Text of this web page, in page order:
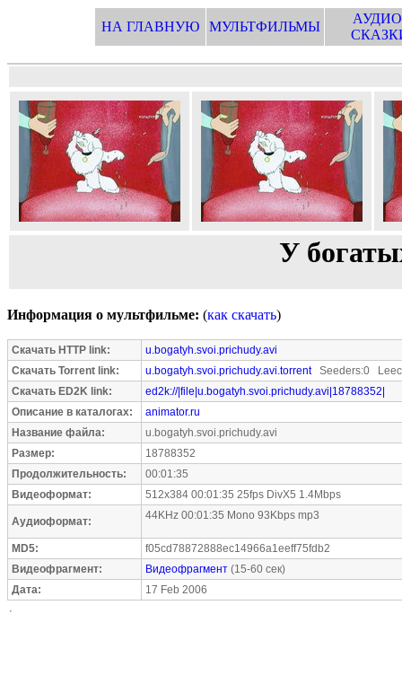
НА ГЛАВНУЮ МУЛЬТФИЛЬМЫ
У
Информация о мультфильме: (как скачать)
Скачать HTTP link:
u.bogatyh.svoi.prichudy.avi
Скачать Torrent link:
u.bogatyh.svoi.prichudy.avi.torrentSeeders:0
Скачать ED2K link:
ed2k://|file|u.bogatyh.svoi.prichudy.avi|18788352|
Описание в каталогах:
animator.ru
Название файла:
u.bogatyh.svoi.prichudy.avi
Размер:
18788352
Продолжительность:
00:01:35
Видеоформат:
512x384 00:01:35 25fps DivX5 1.4Mbps
Аудиоформат: 44KHz 00:01:35 Mono 93Kbps mp3
MD5:
f05cd78872888ec14966a1eeff75fdb2
Видеофрагмент:
Видеофрагмент (15-60 сек)
Дата:
17 Feb 2006